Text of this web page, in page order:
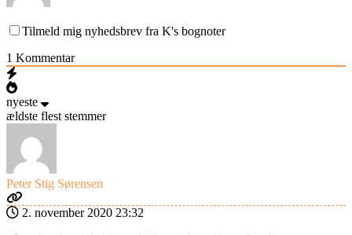
Tilmeld mig nyhedsbrev fra K's bognoter
1 Kommentar
nyeste
ældste flest stemmer
Peter Stig Sørensen
2. november 2020 23:32